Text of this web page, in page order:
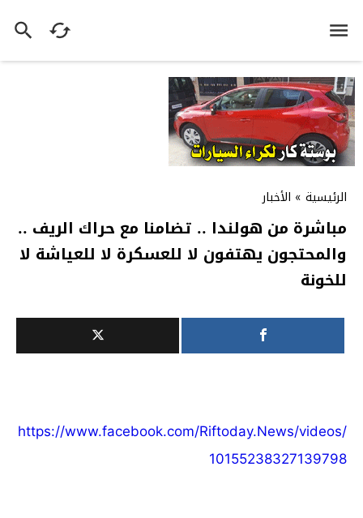
الرئيسية » الأخبار
مباشرة من هولندا .. تضامنا مع حراك الريف ..
والمحتجون يهتفون لا للعسكرة لا للعياشة لا
للخونة
https://www.facebook.com/Riftoday.News/videos/
10155238327139798